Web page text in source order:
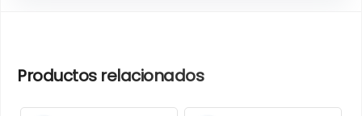
Productos relacionados